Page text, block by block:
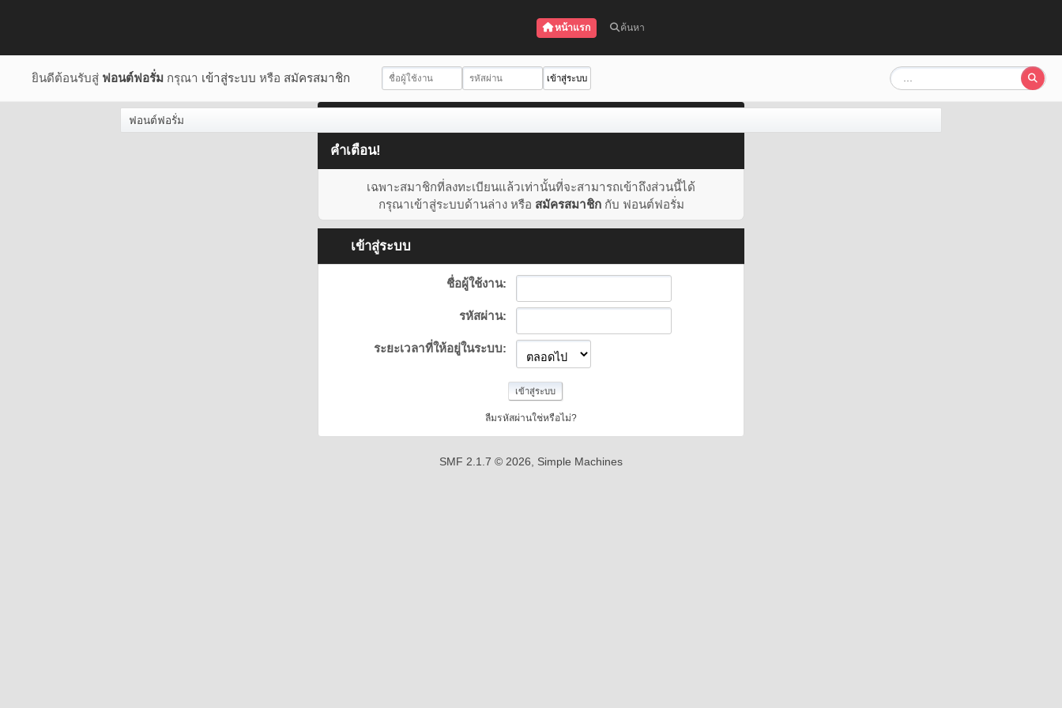
หน้าแรก ค้นหา
ยินดีต้อนรับสู่ ฟอนต์ฟอรั่ม กรุณา เข้าสู่ระบบ หรือ สมัครสมาชิก
ฟอนต์ฟอรั่ม
คำเตือน!
เฉพาะสมาชิกที่ลงทะเบียนแล้วเท่านั้นที่จะสามารถเข้าถึงส่วนนี้ได้
กรุณาเข้าสู่ระบบด้านล่าง หรือ สมัครสมาชิกกับ ฟอนต์ฟอรั่ม
เข้าสู่ระบบ
ชื่อผู้ใช้งาน:
รหัสผ่าน:
ระยะเวลาที่ให้อยู่ในระบบ:
ลืมรหัสผ่านใช่หรือไม่?
SMF 2.1.7 © 2026, Simple Machines